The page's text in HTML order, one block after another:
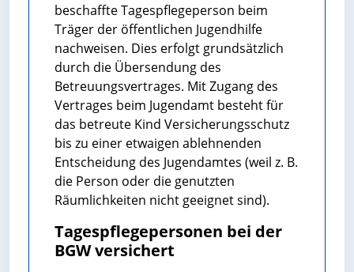
beschaffte Tagespflegeperson beim
Träger der öffentlichen Jugendhilfe
nachweisen. Dies erfolgt grundsätzlich
durch die Übersendung des
Betreuungsvertrages. Mit Zugang des
Vertrages beim Jugendamt besteht für
das betreute Kind Versicherungsschutz
bis zu einer etwaigen ablehnenden
Entscheidung des Jugendamtes (weil z. B.
die Person oder die genutzten
Räumlichkeiten nicht geeignet sind).
Tagespflegepersonen bei der
BGW versichert